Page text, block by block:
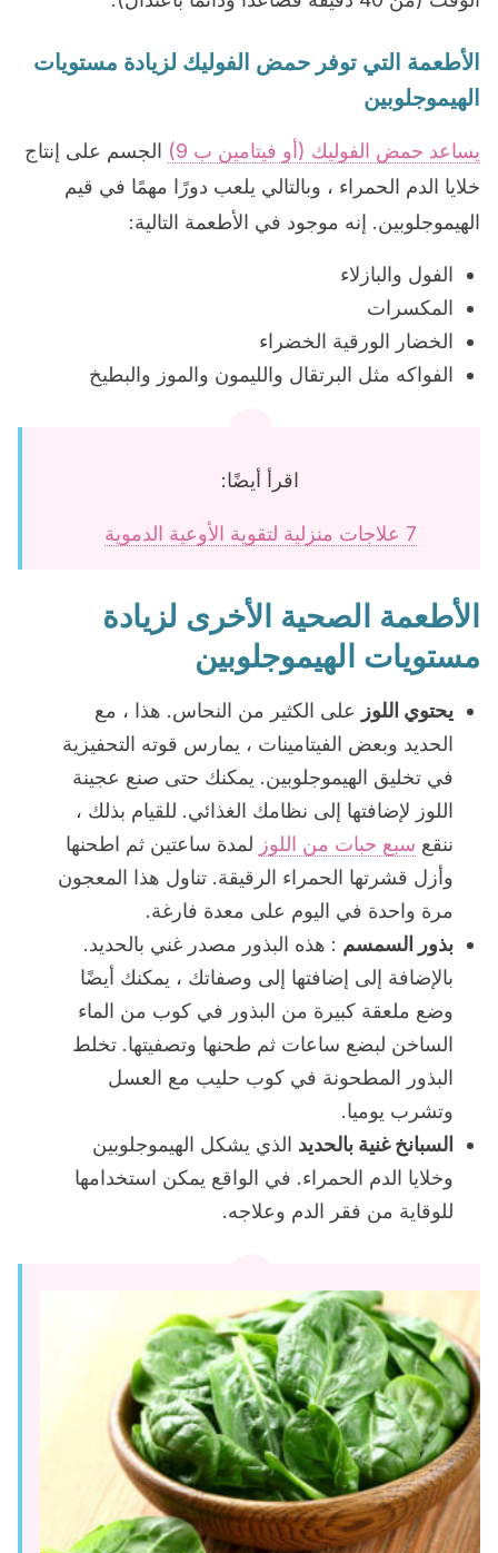
الأطعمة التي توفر حمض الفوليك لزيادة مستويات
الهيموجلوبين
يساعد حمض الفوليك (أو فيتامين ب 9)
الجسم على إنتاج
خلايا الدم الحمراء ، وبالتالي يلعب دورًا مهمًا في قيم
الهيموجلوبين. إنه موجود في الأطعمة التالية:
الفول والبازلاء
المكسرات
الخضار الورقية الخضراء
الفواكه مثل البرتقال والليمون والموز والبطيخ
اقرأ أيضًا:
7 علاجات منزلية لتقوية الأوعية الدموية
الأطعمة الصحية الأخرى لزيادة
مستويات الهيموجلوبين
يحتوي اللوز على الكثير من النحاس. هذا ، مع
الحديد وبعض الفيتامينات ، يمارس قوته التحفيزية
في تخليق الهيموجلوبين. يمكنك حتى صنع عجينة
اللوز لإضافتها إلى نظامك الغذائي. للقيام بذلك ،
ننقع سبع حبات من اللوز لمدة ساعتين ثم اطحنها
وأزل قشرتها الحمراء الرقيقة. تناول هذا المعجون
مرة واحدة في اليوم على معدة فارغة.
بذور السمسم : هذه البذور مصدر غني بالحديد.
بالإضافة إلى إضافتها إلى وصفاتك ، يمكنك أيضًا
وضع ملعقة كبيرة من البذور في كوب من الماء
الساخن لبضع ساعات ثم طحنها وتصفيتها. تخلط
البذور المطحونة في كوب حليب مع العسل
وتشرب يوميا.
السبانخ غنية بالحديد الذي يشكل الهيموجلوبين
وخلايا الدم الحمراء. في الواقع يمكن استخدامها
للوقاية من فقر الدم وعلاجه.